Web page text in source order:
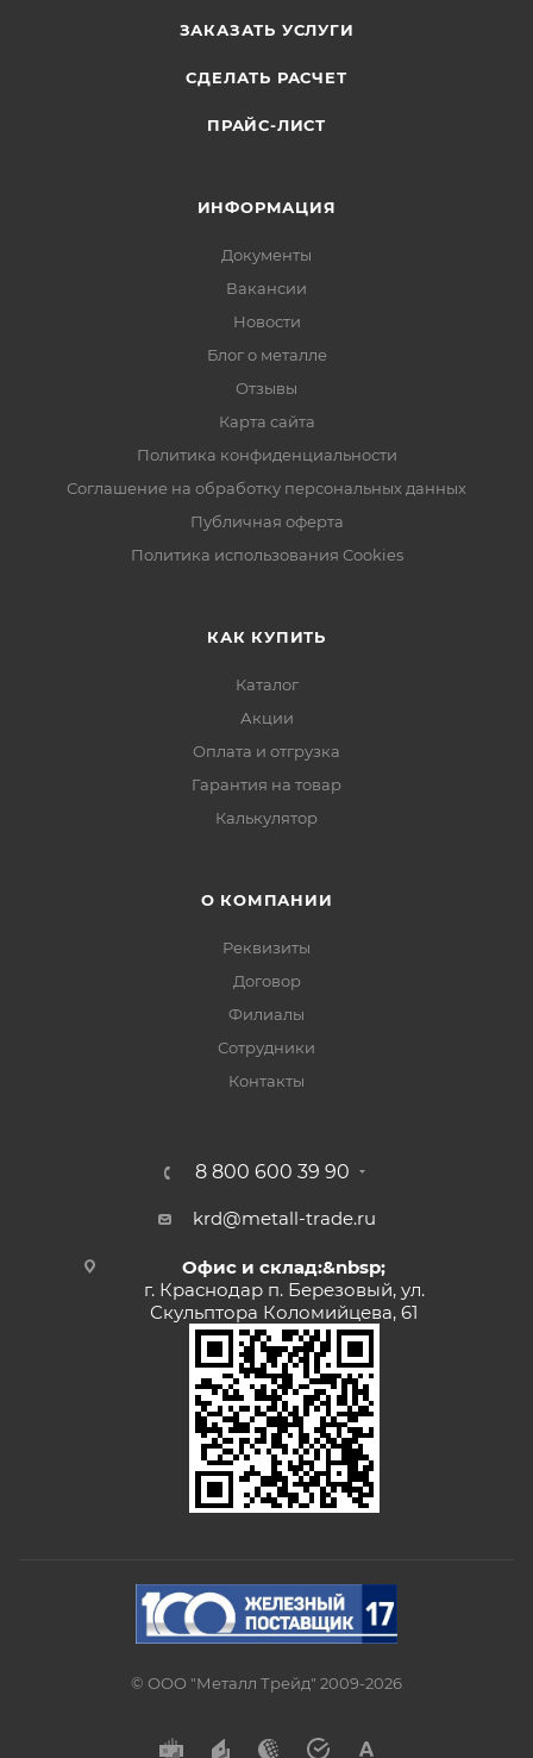
ЗАКАЗАТЬ УСЛУГИ
СДЕЛАТЬ РАСЧЕТ
ПРАЙС-ЛИСТ
ИНФОРМАЦИЯ
Документы
Вакансии
Новости
Блог о металле
Отзывы
Карта сайта
Политика конфиденциальности
Соглашение на обработку персональных данных
Публичная оферта
Политика использования Cookies
КАК КУПИТЬ
Каталог
Акции
Оплата и отгрузка
Гарантия на товар
Калькулятор
О КОМПАНИИ
Реквизиты
Договор
Филиалы
Сотрудники
Контакты
8 800 600 39 90
krd@metall-trade.ru
Офис и склад:&nbsp;
г. Краснодар п. Березовый, ул.
Скульптора Коломийцева, 61
© ООО "Металл Трейд" 2009-2026